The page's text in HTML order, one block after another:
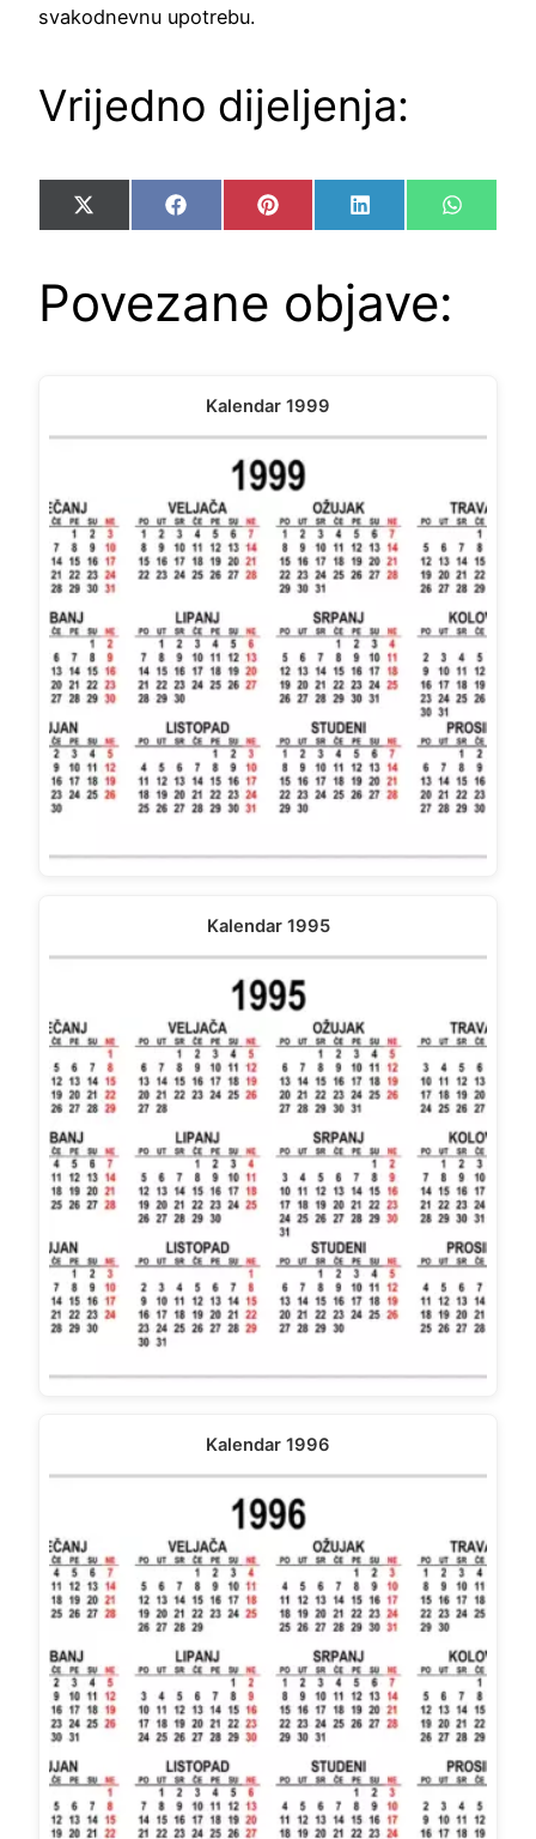
svakodnevnu upotrebu.
Vrijedno dijeljenja:
Share
on
X
(Twitter)
Share
on
FacebookShare
on
Pinterest Share
on
LinkedIn Share
on
Povezane objave:
Kalendar 1999
Kalendar 1995
Kalendar 1996